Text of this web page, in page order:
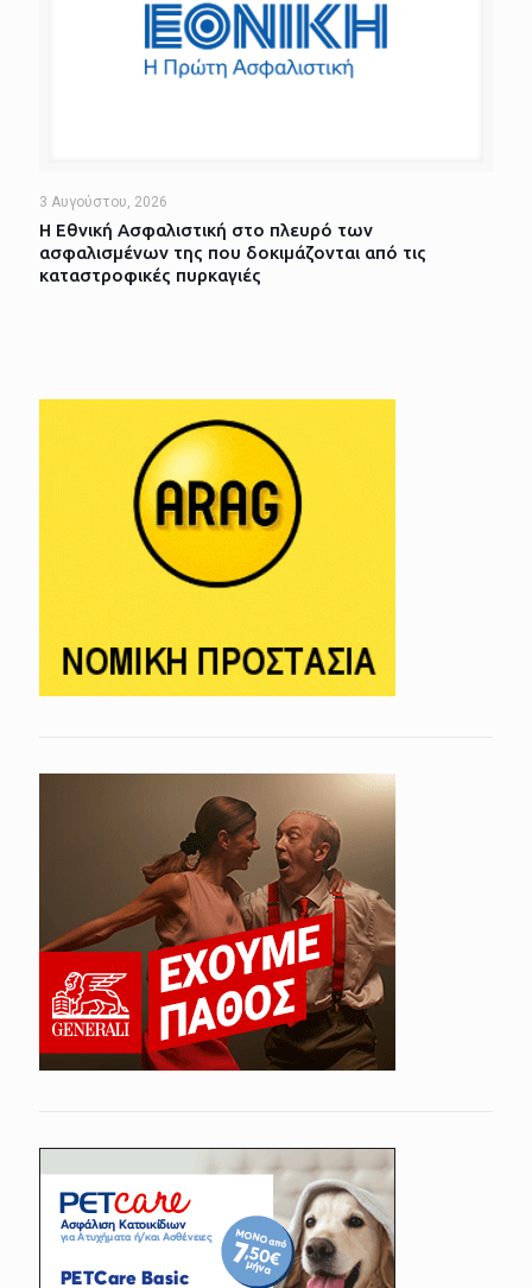
3 Αυγούστου, 2026
Η Εθνική Ασφαλιστική στο πλευρό των
ασφαλισμένων της που δοκιμάζονται από τις
καταστροφικές πυρκαγιές